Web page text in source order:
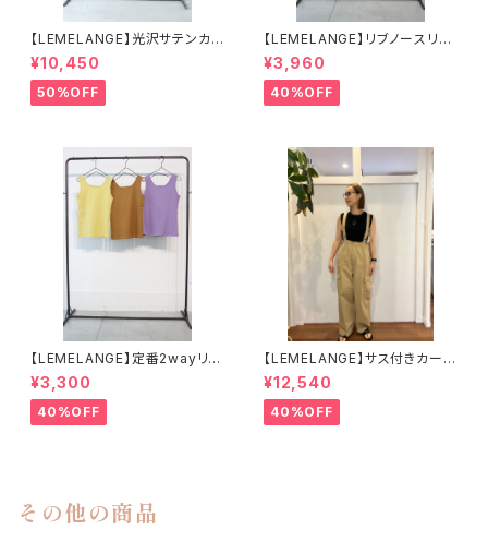
【LEMELANGE】光沢サテンカ
ーゴパンツ
¥10,450
50%OFF
【LEMELANGE】リブノースリー
ブトップス
¥3,960
40%OFF
【LEMELANGE】定番2wayリブ
タンクトップ
¥3,300
40%OFF
【LEMELANGE】サス付きカーゴ
パンツ
¥12,540
40%OFF
その他の商品